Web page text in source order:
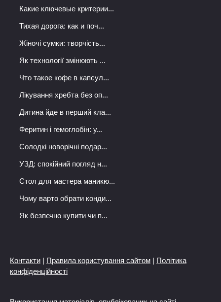
Какие ключевые критерии...
Тихая дорога: как и поч...
Жіночі сумки: творчість...
Як технології змінюють ...
Что такое кофе в капсул...
Лікування хребта без оп...
Дитина йде в перший кла...
Феритин і гемоглобін: у...
Солодкі новорічні подар...
УЗД: спокійний погляд н...
Стол для мастера маникю...
Чому варто обрати конди...
Як безпечно купити чи п...
Контакти | Правила користування сайтом | Політика
конфіденційності